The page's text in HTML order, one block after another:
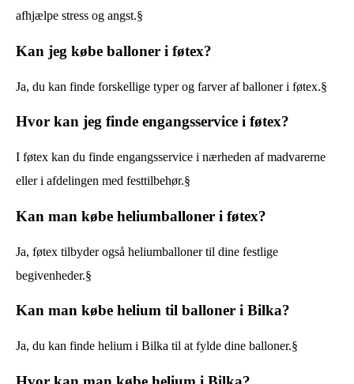
afhjælpe stress og angst.§
Kan jeg købe balloner i føtex?
Ja, du kan finde forskellige typer og farver af balloner i føtex.§
Hvor kan jeg finde engangsservice i føtex?
I føtex kan du finde engangsservice i nærheden af madvarerne
eller i afdelingen med festtilbehør.§
Kan man købe heliumballoner i føtex?
Ja, føtex tilbyder også heliumballoner til dine festlige
begivenheder.§
Kan man købe helium til balloner i Bilka?
Ja, du kan finde helium i Bilka til at fylde dine balloner.§